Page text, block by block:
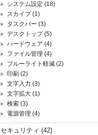
システム設定 (18)
スカイプ(1)
タスクバー (3)
デスクトップ(5)
ハードウェア (4)
ファイル管理 (4)
ブルーライト軽減 (2)
印刷 (2)
文字入力 (3)
文字拡大 (1)
検索 (3)
電源管理 (4)
セキュリティ (42)